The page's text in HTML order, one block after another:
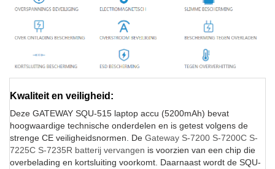
Kwaliteit en veiligheid:
Deze GATEWAY SQU-515 laptop accu (5200mAh) bevat
hoogwaardige technische onderdelen en is getest volgens de
strenge CE veiligheidsnormen. De Gateway S-7200 S-7200C S-
7225C S-7235R batterij vervangen is voorzien van een chip die
overbelading en kortsluiting voorkomt. Daarnaast wordt de SQU-